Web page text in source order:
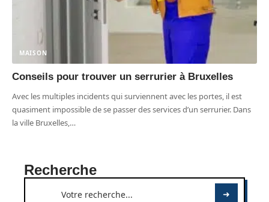
MAISON
Conseils pour trouver un serrurier à Bruxelles
Avec les multiples incidents qui surviennent avec les portes, il est
quasiment impossible de se passer des services d’un serrurier. Dans
la ville Bruxelles,…
Recherche